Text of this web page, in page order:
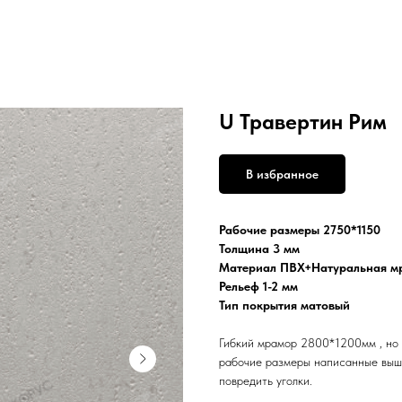
U Травертин Рим
В избранное
Рабочие размеры 2750*1150
Толщина 3 мм
Материал ПВХ+Натуральная
Рельеф 1-2 мм
Тип покрытия матовый
Гибкий мрамор 2800*1200мм , но
рабочие размеры написанные
повредить уголки.